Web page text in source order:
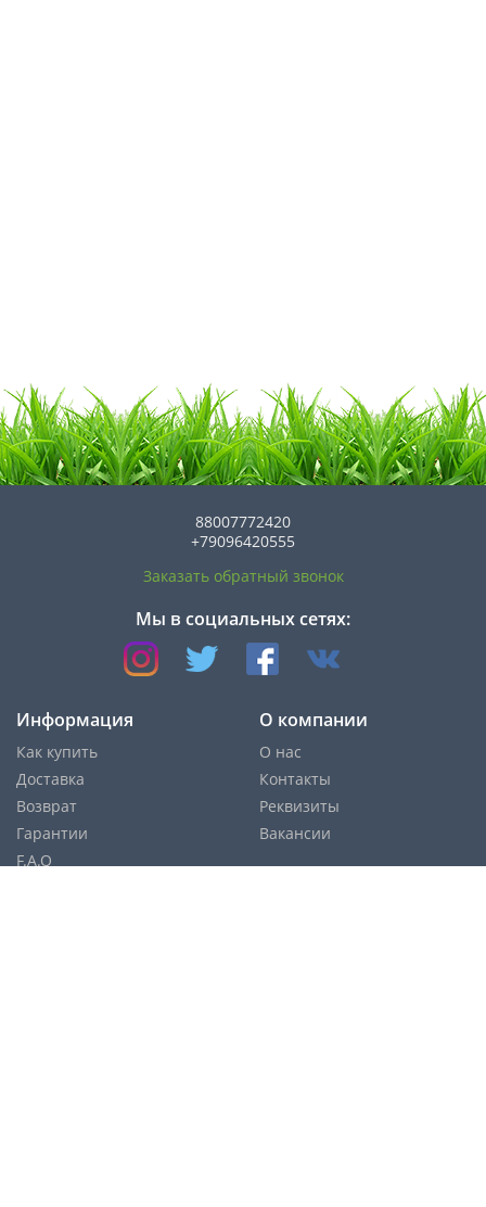
88007772420
+79096420555
Заказать обратный звонок
Мы в социальных сетях:
Информация
Как купить
Доставка
Возврат
Гарантии
F.A.Q
О компании
О нас
Контакты
Реквизиты
Вакансии